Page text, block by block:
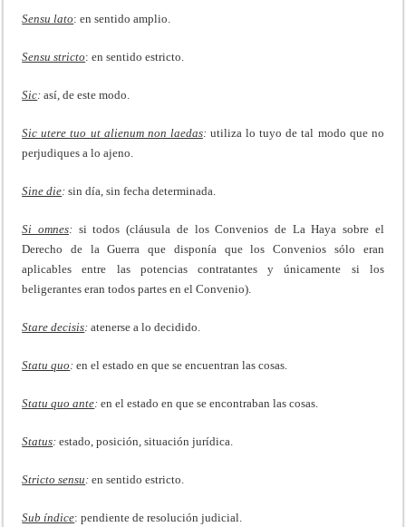
Sensu lato: en sentido amplio.
Sensu stricto: en sentido estricto.
Sic:así, de este modo.
Sic utere tuo ut alienum non laedas: utiliza lo tuyo de tal modo que no
perjudiques a lo ajeno.
Sine die:sin día, sin fecha determinada.
Si omnes: si todos (cláusula de los Convenios de La Haya sobre el
Derecho de la Guerra que disponía que los Convenios sólo eran
aplicables entre las potencias contratantes y únicamente si los
beligerantes eran todos partes en el Convenio).
Stare decisis:atenerse a lo decidido.
Statu quo :en el estado en que se encuentran las cosas.
Statu quo ante:en el estado en que se encontraban las cosas.
Status:estado, posición, situación jurídica.
Stricto sensu :en sentido estricto.
Sub índice: pendiente de resolución judicial.